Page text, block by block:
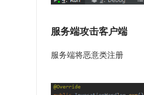
服务端攻击客户端
服务端将恶意类注册